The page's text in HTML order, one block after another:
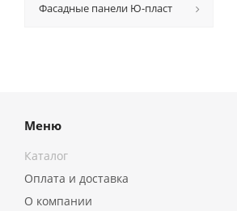
Фасадные панели Ю-пласт
Меню
Каталог
Оплата и доставка
О компании